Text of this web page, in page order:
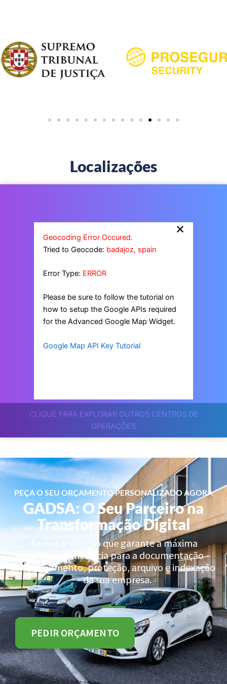
Localizações
CLIQUE PARA EXPLORAR OUTROS CENTROS DE
OPERAÇÕES
×
Geocoding Error Occured.
Tried to Geocode: badajoz, spain
Error Type: ERROR
Please be sure to follow the tutorial on
how to setup the Google APIs required
for the Advanced Google Map Widget.
Google Map API Key Tutorial
PEÇA O SEU ORÇAMENTO PERSONALIZADO AGORA
GADSA: O Seu Parceiro na
Transformação Digital
Temos a solução que garante a máxima
segurança e eficiência para a documentação –
armazenamento, proteção, arquivo e indexação
– da sua empresa.
PEDIR ORÇAMENTO